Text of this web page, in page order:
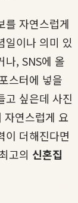
를 자연스럽게
일이나 의미 있
나, SNS에 올
스터에 넣을
고 싶은데 사진
자연스럽게 요
이 더해진다면
고의 신혼집